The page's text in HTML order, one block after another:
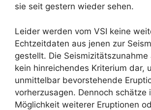
sie seit gestern wieder sehen.
Leider werden vom VSI keine
Echtzeitdaten aus jenen zur
gestellt. Die
kein hinreichendes Kriterium dar,
unmittelbar bevorstehende
vorherzusagen. Dennoch schätze
Möglichkeit weiterer Eruptionen